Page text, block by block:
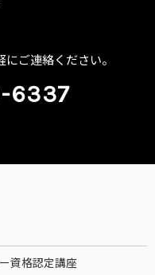
ご連絡ください。
6337
資格認定講座